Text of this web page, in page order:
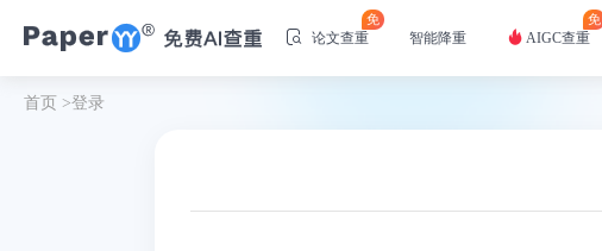
论文查重
免
智能降重 AIGC查重
免
首页 >登录